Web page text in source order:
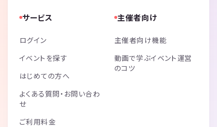
サービス
ログイン
イベントを探す
はじめての方へ
よくある質問・お問い合わ
せ
ご利用料金
主催者向け
主催者向け機能
動画で学ぶイベント運営
のコツ